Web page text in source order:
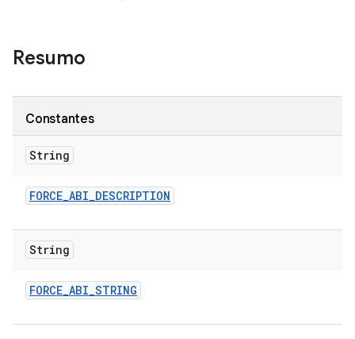
Resumo
Constantes
String
FORCE_ABI_DESCRIPTION
String
FORCE_ABI_STRING